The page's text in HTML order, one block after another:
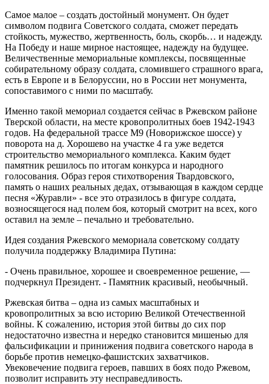
Самое малое – создать достойный монумент. Он будет
символом подвига Советского солдата, сможет передать
стойкость, мужество, жертвенность, боль, скорбь… и надежду.
На Победу и наше мирное настоящее, надежду на будущее.
Величественные мемориальные комплексы, посвященные
собирательному образу солдата, сломившего страшного врага,
есть в Европе и в Белоруссии, но в России нет монумента,
сопоставимого с ними по масштабу.
Именно такой мемориал создается сейчас в Ржевском районе
Тверской области, на месте кровопролитных боев 1942-1943
годов. На федеральной трассе М9 (Новорижское шоссе) у
поворота на д. Хорошево на участке 4 га уже ведется
строительство мемориального комплекса. Каким будет
памятник решилось по итогам конкурса и народного
голосования. Образ героя стихотворения Твардовского,
память о наших реальных дедах, отзывающая в каждом сердце
песня «Журавли» - все это отразилось в фигуре солдата,
возносящегося над полем боя, который смотрит на всех, кого
оставил на земле – печально и требовательно.
Идея создания Ржевского мемориала советскому солдату
получила поддержку Владимира Путина:
- Очень правильное, хорошее и своевременное решение, —
подчеркнул Президент. - Памятник красивый, необычный.
Ржевская битва – одна из самых масштабных и
кровопролитных за всю историю Великой Отечественной
войны. К сожалению, история этой битвы до сих пор
недостаточно известна и нередко становится мишенью для
фальсификации и принижения подвига советского народа в
борьбе против немецко-фашистских захватчиков.
Увековечение подвига героев, павших в боях подо Ржевом,
позволит исправить эту несправедливость.